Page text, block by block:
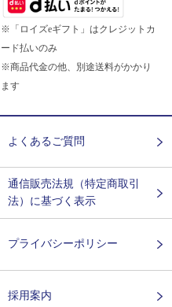
※「ロイズeギフト」はクレジットカ
ード払いのみ
※商品代金の他、別途送料がかかり
ます
よくあるご質問
通信販売法規（特定商取引
法）に基づく表示
プライバシーポリシー
採用案内